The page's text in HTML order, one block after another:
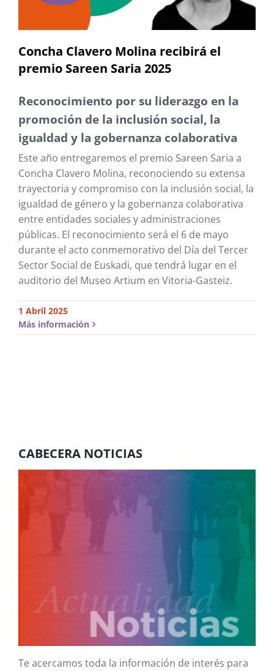
Concha Clavero Molina recibirá el
premio Sareen Saria 2025
Reconocimiento por su liderazgo en la
promoción de la inclusión social, la
igualdad y la gobernanza colaborativa
Este año entregaremos el premio Sareen Saria a
Concha Clavero Molina, reconociendo su extensa
trayectoria y compromiso con la inclusión social, la
igualdad de género y la gobernanza colaborativa
entre entidades sociales y administraciones
públicas. El reconocimiento será el 6 de mayo
durante el acto conmemorativo del Día del Tercer
Sector Social de Euskadi, que tendrá lugar en el
auditorio del Museo Artium en Vitoria-Gasteiz.
1 Abril 2025
Más información
CABECERA NOTICIAS
Te acercamos toda la información de interés para